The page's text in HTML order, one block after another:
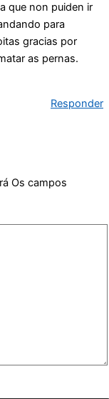
que non puiden ir
para
gracias por
as pernas.
Responder
Os campos